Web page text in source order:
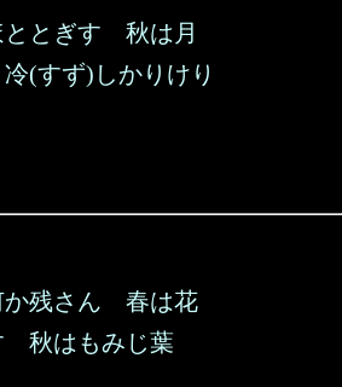
とぎす 秋は月
(すず)しかりけり
残さん 春は花
秋はもみじ葉